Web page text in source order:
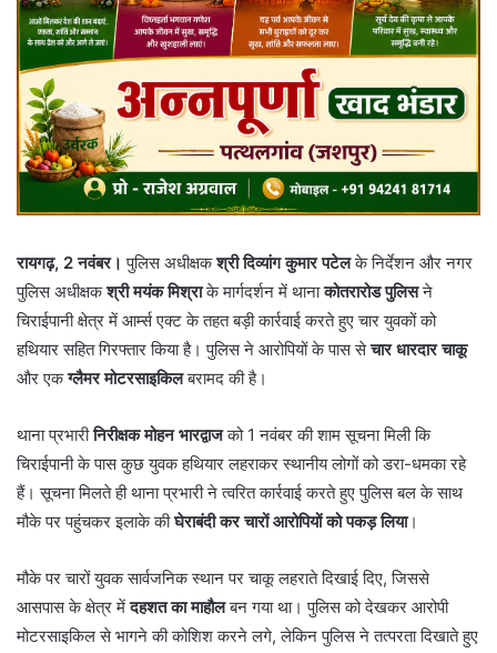
रायगढ़, 2 नवंबर। पुलिस अधीक्षकश्री दिव्यांग कुमार पटेलके निर्देशन और नगर
पुलिस अधीक्षकश्री मयंक मिश्राके मार्गदर्शन में थानाकोतरारोड पुलिसने
चिराईपानी क्षेत्र में आर्म्स एक्ट के तहत बड़ी कार्रवाई करते हुए चार युवकों को
हथियार सहित गिरफ्तार किया है। पुलिस ने आरोपियों के पास सेचार धारदार चाकू
और एकग्लैमर मोटरसाइकिलबरामद की है।
थाना प्रभारीनिरीक्षक मोहन भारद्वाजको 1 नवंबर की शाम सूचना मिली कि
चिराईपानी के पास कुछ युवक हथियार लहराकर स्थानीय लोगों को डरा-धमका रहे
हैं। सूचना मिलते ही थाना प्रभारी ने त्वरित कार्रवाई करते हुए पुलिस बल के साथ
मौके पर पहुंचकर इलाके कीघेराबंदी कर चारों आरोपियों को पकड़ लिया।
मौके पर चारों युवक सार्वजनिक स्थान पर चाकू लहराते दिखाई दिए, जिससे
आसपास के क्षेत्र मेंदहशत का माहौलबन गया था। पुलिस को देखकर आरोपी
मोटरसाइकिल से भागने की कोशिश करने लगे, लेकिन पुलिस ने तत्परता दिखाते हुए